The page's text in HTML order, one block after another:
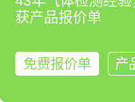
获产品报价单
免费报价单
产